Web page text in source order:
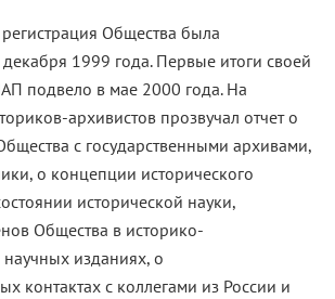
регистрация Общества была
1999 года. Первые итоги своей
подвело в мае 2000 года. На
архивистов прозвучал отчет о
с государственными архивами,
о концепции исторического
исторической науки,
Общества в историко-
изданиях, о
контактах с коллегами из России и